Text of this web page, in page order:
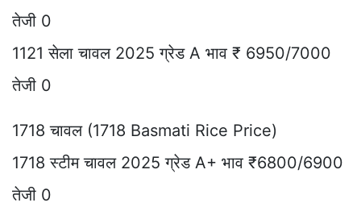
तेजी 0
1121 सेला चावल 2025 ग्रेड A भाव ₹ 6950/7000
तेजी 0
1718 चावल (1718 Basmati Rice Price)
1718 स्टीम चावल 2025 ग्रेड A+ भाव ₹6800/6900
तेजी 0